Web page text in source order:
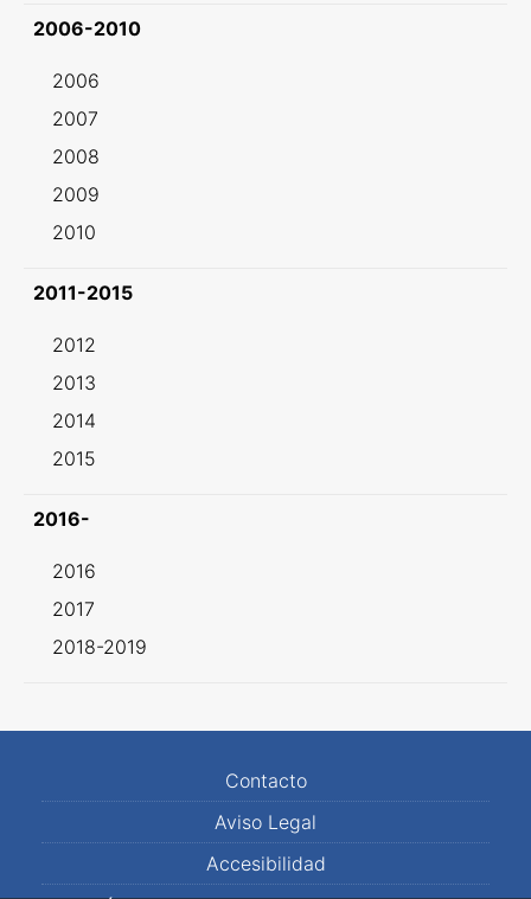
2006-2010
2006
2007
2008
2009
2010
2011-2015
2012
2013
2014
2015
2016-
2016
2017
2018-2019
Contacto
Aviso Legal
Accesibilidad